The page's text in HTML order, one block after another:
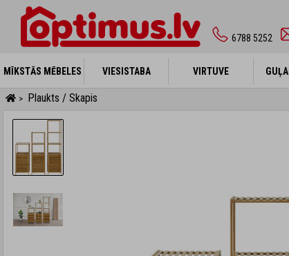
6788 5252
MĪKSTĀS MĒBELES VIESISTABA VIRTUVE
MĪKSTĀS MĒBELES VIESISTABA VIRTUVE
> Plaukts / Skapis